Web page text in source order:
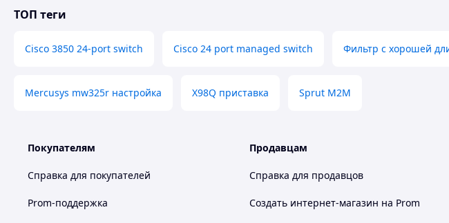
ТОП теги
Cisco 3850 24-port switch Cisco 24 port managed switch Фильтр с хорошей
Mercusys mw325r настройка X98Q приставка Sprut M2M
Покупателям
Справка для покупателей
Prom-поддержка
Продавцам
Справка для продавцов
Создать интернет-магазин на Prom